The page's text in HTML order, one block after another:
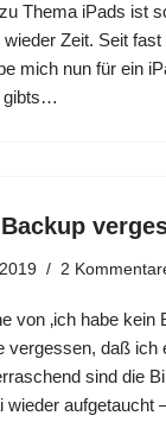
Thema iPads ist
Zeit. Seit fast
mich nun für ein
gibts…
2
von ‚ich habe kein
vergessen, daß ich
sind die
wieder aufgetaucht